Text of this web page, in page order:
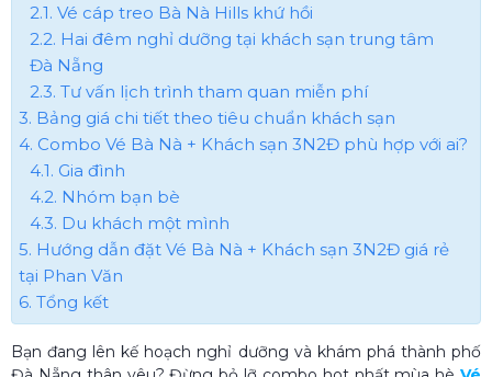
2.1. Vé cáp treo Bà Nà Hills khứ hồi
2.2. Hai đêm nghỉ dưỡng tại khách sạn trung tâm
Đà Nẵng
2.3. Tư vấn lịch trình tham quan miễn phí
3. Bảng giá chi tiết theo tiêu chuẩn khách sạn
4. Combo Vé Bà Nà + Khách sạn 3N2Đ phù hợp với ai?
4.1. Gia đình
4.2. Nhóm bạn bè
4.3. Du khách một mình
5. Hướng dẫn đặt Vé Bà Nà + Khách sạn 3N2Đ giá rẻ
tại Phan Văn
6. Tổng kết
Bạn đang lên kế hoạch nghỉ dưỡng và khám phá thành phố